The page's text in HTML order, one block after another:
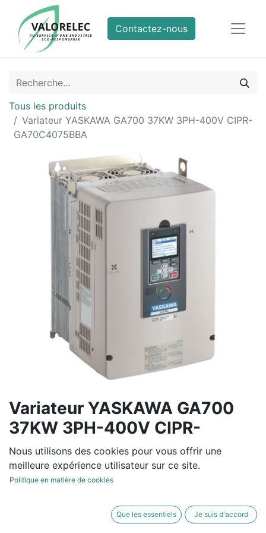
Contactez-nous
Tous les produits
Variateur YASKAWA GA700 37KW 3PH-400V CIPR-
GA70C4075BBA
Variateur YASKAWA GA700
37KW 3PH-400V CIPR-
GA70C4075BBA
Variateur de fréquence tension entrée de 380V à 480V
-15/+10% 50/60Hz +/-5%
Normal Duty : 74.9 A / 37 KW - Heavy Duty: 60 A / 30
Nous utilisons des cookies pour vous offrir une
meilleure expérience utilisateur sur ce site.
Politique en matière de cookies
Que les essentiels Je suis d'accord